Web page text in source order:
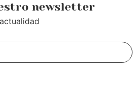
newsletter